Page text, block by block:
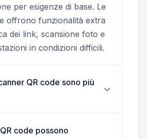
per esigenze di base. Le
offrono funzionalità extra
dei link, scansione foto e
in condizioni difficili.
QR code sono più
code possono